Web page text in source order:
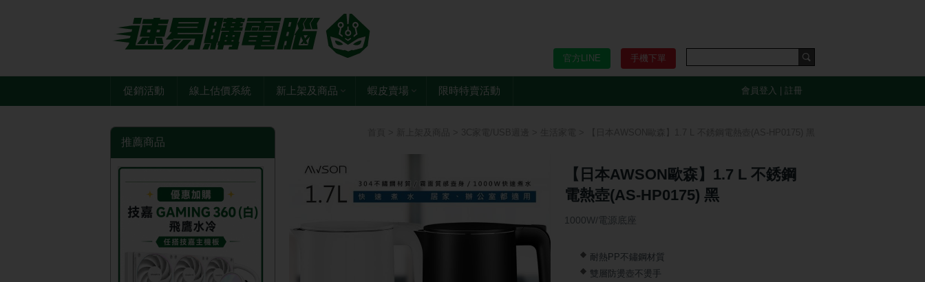
手機下單
官方LINE
促銷活動 線上估價系統 新上架及商品 蝦皮賣場 限時特賣活動 會員登入 註冊
推薦商品
【日本AWSON歐森】1.7 L 不銹鋼
電熱壺(AS-HP0175) 黑
1000W/電源底座
耐熱PP不鏽鋼材質
雙層防燙壺不燙手